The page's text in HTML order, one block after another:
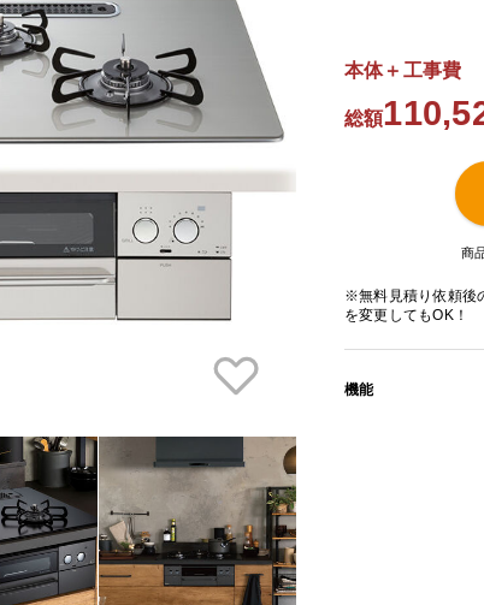
本体＋工事費
総額
商
※無料見積り依頼後
を変更してもOK！
機能